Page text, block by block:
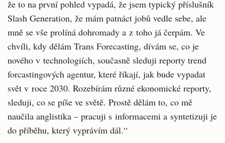
že to na první pohled vypadá, že jsem typický příslušník
Slash Generation, že mám patnáct jobů vedle sebe, ale
mně se vše prolíná dohromady a z toho já čerpám. Ve
chvíli, kdy dělám Trans Forecasting, dívám se, co je
nového v technologiích, současně sleduji reporty trend
forcastingových agentur, které říkají, jak bude vypadat
svět v roce 2030. Rozebírám různé ekonomické reporty,
sleduji, co se píše ve světě. Prostě dělám to, co mě
naučila anglistika – pracuji s informacemi a syntetizuji je
do příběhu, který vyprávím dál.“